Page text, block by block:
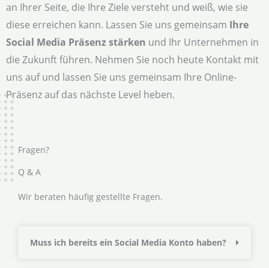
an Ihrer Seite, die Ihre Ziele versteht und weiß, wie sie
diese erreichen kann. Lassen Sie uns gemeinsam Ihre
Social Media Präsenz stärken und Ihr Unternehmen in
die Zukunft führen. Nehmen Sie noch heute Kontakt mit
uns auf und lassen Sie uns gemeinsam Ihre Online-
Präsenz auf das nächste Level heben.
Fragen?
Q & A
Wir beraten häufig gestellte Fragen.
Muss ich bereits ein Social Media Konto haben?